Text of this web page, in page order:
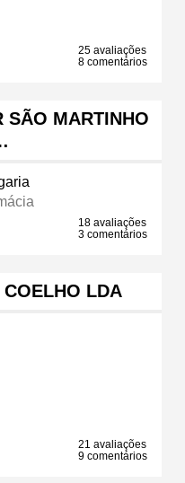
25 avaliações
8 comentários
SÃO MARTINHO
18 avaliações
3 comentários
LDA
21 avaliações
9 comentários